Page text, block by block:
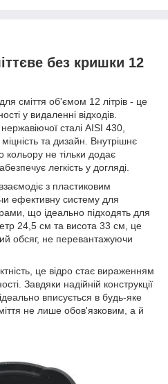
без кришки 12
сміття об'ємом 12 літрів - це
у видаленні відходів.
сталі AISI 430,
та дизайн. Внутрішнє
кольору не тільки додає
легкість у догляді.
з пластиковим
ефективну систему для
що ідеально підходять для
24,5 см та висота 33 см, це
обсяг, не перевантажуючи
це відро стає вираженням
Завдяки надійній конструкції
вписується в будь-яке
не лише обов'язковим, а й